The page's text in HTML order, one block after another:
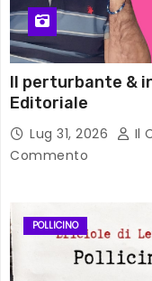
Il perturbante &
Editoriale
Lug 31, 2026 Il
Commento
POLLICINO